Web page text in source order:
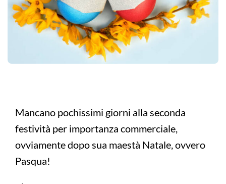
Mancano pochissimi giorni alla seconda
festività per importanza commerciale,
ovviamente dopo sua maestà Natale, ovvero
Pasqua!